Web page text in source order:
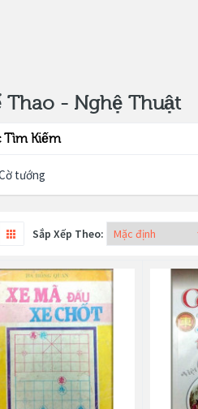
Thao - Nghệ Thuật
Tìm Kiếm
tướng
Sắp Xếp Theo: